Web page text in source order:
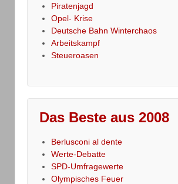
Piratenjagd
Opel- Krise
Deutsche Bahn Winterchaos
Arbeitskampf
Steueroasen
Das Beste aus 2008
Berlusconi al dente
Werte-Debatte
SPD-Umfragewerte
Olympisches Feuer